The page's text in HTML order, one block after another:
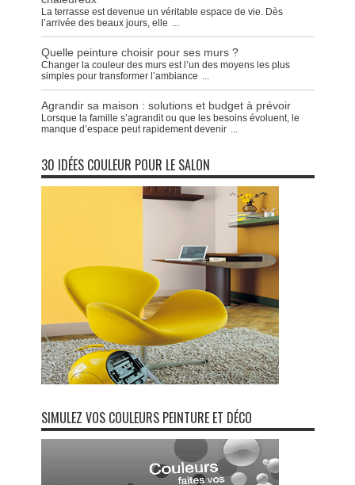
La terrasse est devenue un véritable espace de vie. Dès
l’arrivée des beaux jours, elle ...
Quelle peinture choisir pour ses murs ?
Changer la couleur des murs est l’un des moyens les plus
simples pour transformer l’ambiance ...
Agrandir sa maison : solutions et budget à prévoir
Lorsque la famille s’agrandit ou que les besoins évoluent, le
manque d’espace peut rapidement devenir ...
30 IDÉES COULEUR POUR LE SALON
SIMULEZ VOS COULEURS PEINTURE ET DÉCO